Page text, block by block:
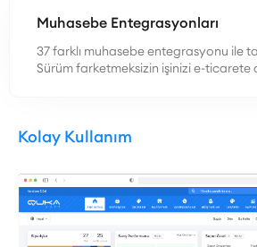
Muhasebe Entegrasyonları
37 farklı muhasebe entegrasyonu ile
Sürüm farketmeksizin işinizi e-ticarete
Kolay Kullanım